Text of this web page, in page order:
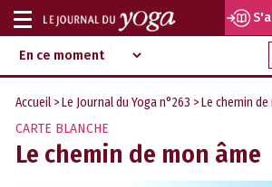
Aller
au
contenu
d‘information
indépendant
Afficher
ou
masquer
la
navigation
Accueil >Le Journal du Yoga n°263 > Le chemin
CARTE BLANCHE
Le chemin de mon âme